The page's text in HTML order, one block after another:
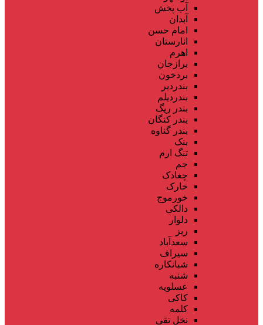
آب پخش
آبدان
امام حسن
انارستان
اهرم
برازجان
بردخون
بندردیر
بندردیلم
بندر ریگ
بندر کنگان
بندر گناوه
بنک
تنگ ارم
جم
چغادک
خارک
خورموج
دالکی
دلوار
ریز
سعدآباد
سیراف
شبانکاره
شنبه
عسلویه
کاکی
کلمه
نخل تقی